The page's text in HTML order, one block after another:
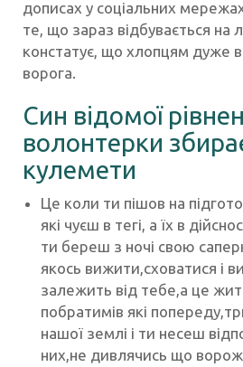
дописах у соціальних
те, що зараз відбувається на
констатує, що хлопцям дуже
ворога.
Син відомої
волонтерки
кулемети
Це коли ти пішов на
які чуєш в тегі, а їх в
ти береш з ночі свою
якось вижити,сховатися і
залежить від тебе,а це
побратимів які
нашої землі і ти несеш
них,не дивлячись що